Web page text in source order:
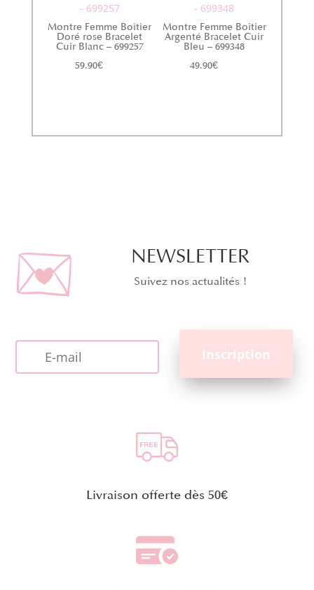
- 699257
Montre Femme Boîtier
Doré rose Bracelet
Cuir Blanc – 699257
59.90€
- 699348
Montre Femme Boîtier
Argenté Bracelet Cuir
Bleu – 699348
49.90€
NEWSLETTER
Suivez nos actualités !
Livraison offerte dès 50€